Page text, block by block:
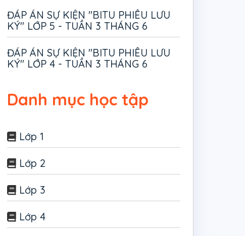
ĐÁP ÁN SỰ KIỆN "BITU PHIÊU LƯU
KÝ" LỚP 5 - TUẦN 3 THÁNG 6
ĐÁP ÁN SỰ KIỆN "BITU PHIÊU LƯU
KÝ" LỚP 4 - TUẦN 3 THÁNG 6
Danh mục học tập
Lớp 1
Lớp 2
Lớp 3
Lớp 4